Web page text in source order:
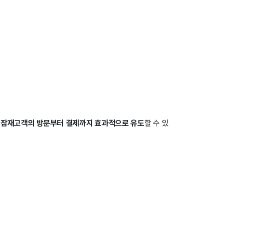
잠재고객의 방문부터 결제까지 효과적으로 유도할 수 있